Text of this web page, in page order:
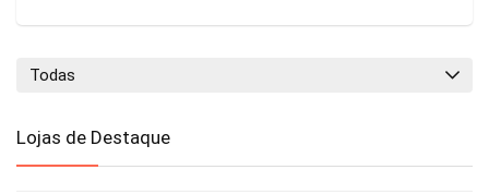
Todas
Lojas de Destaque